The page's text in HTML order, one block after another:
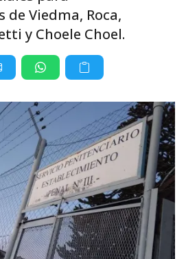
Viedma, Roca,
y Choele Choel.